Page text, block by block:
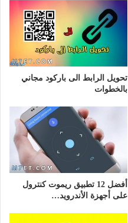
تحويل الرابط الى باركود مجاني
بالخطوات
أفضل 12 تطبيق ريموت كنترول
على أجهزة الأندرويد…